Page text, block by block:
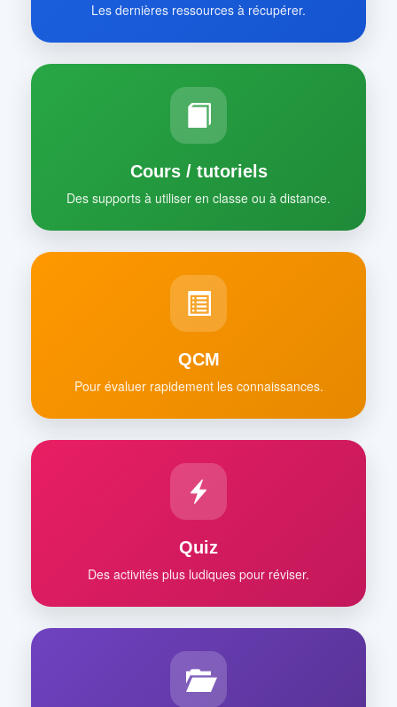
Les dernières ressources à récupérer.
Cours / tutoriels
Des supports à utiliser en classe ou à distance.
QCM
Pour évaluer rapidement les connaissances.
Quiz
Des activités plus ludiques pour réviser.